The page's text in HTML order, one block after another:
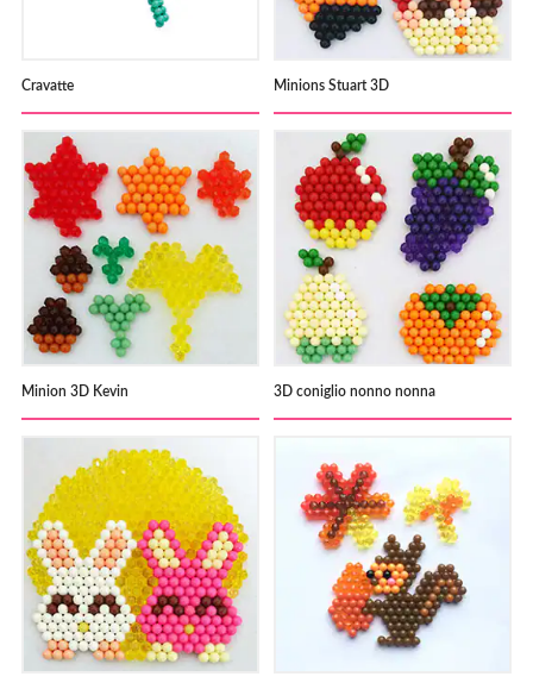
Cravatte Minions Stuart 3D
Minion 3D Kevin 3D coniglio nonno nonna